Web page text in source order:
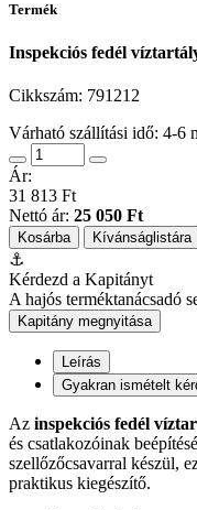
Termék
Inspekciós fedél
Cikkszám: 791212
Várható szállítási idő: 4-6
Ár:
31 813 Ft
Nettó ár: 25 050 Ft
Kosárba Kívánságlistára
⚓
Kérdezd a Kapitányt
A hajós terméktanácsadó
Kapitány megnyitása
Leírás
Gyakran ismételt
Az inspekciós fedél
és csatlakozóinak
szellőzőcsavarral készül,
praktikus kiegészítő.